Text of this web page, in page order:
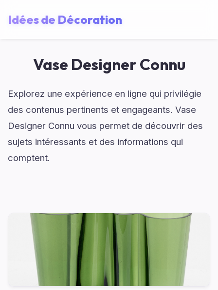
Idées de Décoration
Vase Designer Connu
Explorez une expérience en ligne qui privilégie
des contenus pertinents et engageants. Vase
Designer Connu vous permet de découvrir des
sujets intéressants et des informations qui
comptent.